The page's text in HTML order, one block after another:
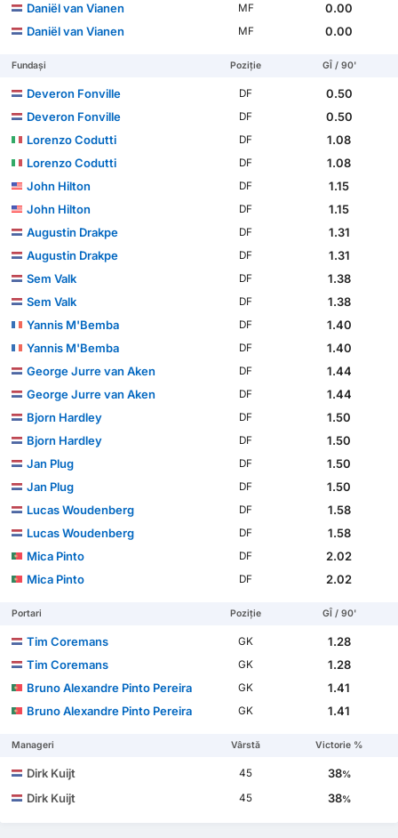
Daniël van Vianen
MF
0.00
Daniël van Vianen
MF 0.00
Fundași Poziție GÎ / 90'
Deveron Fonville DF
0.50
Deveron Fonville
DF
0.50
Lorenzo Codutti
DF
1.08
Lorenzo Codutti
DF
1.08
John Hilton
DF
1.15
John Hilton
DF
1.15
Augustin Drakpe
DF
1.31
Augustin Drakpe
DF
1.31
Sem Valk
DF
1.38
Sem Valk
DF
1.38
Yannis M'Bemba
DF
1.40
Yannis M'Bemba
DF
1.40
George Jurre van Aken
DF
1.44
George Jurre van Aken
DF
1.44
Bjorn Hardley
DF
1.50
Bjorn Hardley
DF
1.50
Jan Plug
DF
1.50
Jan Plug
DF
1.50
Lucas Woudenberg
DF
1.58
Lucas Woudenberg
DF
1.58
Mica Pinto
DF
2.02
Mica Pinto
DF 2.02
Portari Poziție GÎ / 90'
Tim Coremans GK
1.28
Tim Coremans
GK
1.28
Bruno Alexandre Pinto Pereira
GK
1.41
Bruno Alexandre Pinto Pereira
GK 1.41
Manageri Vârstă Victorie %
Dirk Kuijt 45 38%
Dirk Kuijt 45 38%